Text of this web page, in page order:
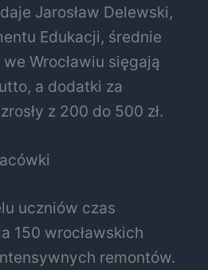
Jarosław Delewski,
Edukacji, średnie
Wrocławiu sięgają
a dodatki za
z 200 do 500 zł.
uczniów czas
150 wrocławskich
remontów.